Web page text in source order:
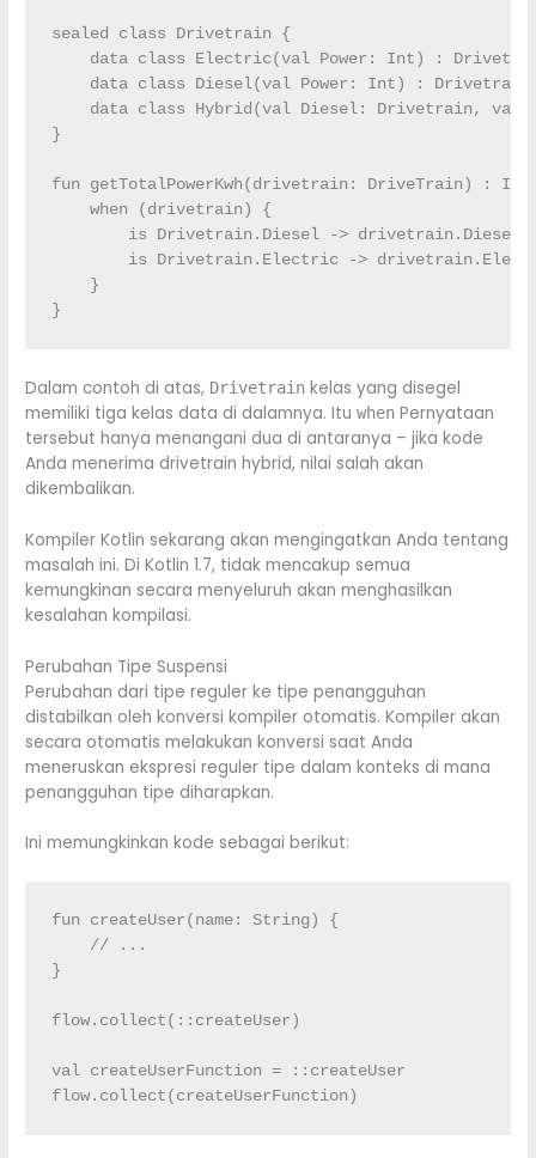
sealed class Drivetrain {
data
class Electric ( val Power : Int ) :
data
class Diesel( val Power : Int ) : Drivetrain
data
class Hybrid ( val Diesel: Drivetrain, val
}
fun getTotalPowerKwh ( drivetrain : DriveTrain ) :
Int
when
( drivetrain )
{
is Drivetrain. Diesel -> drivetrain. Diesel
is Drivetrain. Electric -> drivetrain.
}
}
Dalam contoh di atas, Drivetrain kelas yang disegel
memiliki tiga kelas data di dalamnya. Ituwhen Pernyataan
tersebut hanya menangani dua di antaranya – jika kode
Anda menerima drivetrain hybrid, nilai salah akan
dikembalikan.
Kompiler Kotlin sekarang akan mengingatkan Anda tentang
masalah ini. Di Kotlin 1.7, tidak mencakup semua
kemungkinan secara menyeluruh akan menghasilkan
kesalahan kompilasi.
Perubahan Tipe Suspensi
Perubahan dari tipe reguler ke tipe penangguhan
distabilkan oleh konversi kompiler otomatis. Kompiler akan
secara otomatis melakukan konversi saat Anda
meneruskan ekspresi reguler tipe dalam konteks di mana
penangguhan tipe diharapkan.
Ini memungkinkan kode sebagai berikut:
fun createUser ( name: String )
{
// ...
}
flow. collect ( :: createUser )
val createUserFunction = :: createUser
flow. collect ( createUserFunction )